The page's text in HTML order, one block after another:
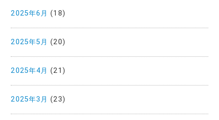
2025年6月 (18)
2025年5月 (20)
2025年4月 (21)
2025年3月 (23)